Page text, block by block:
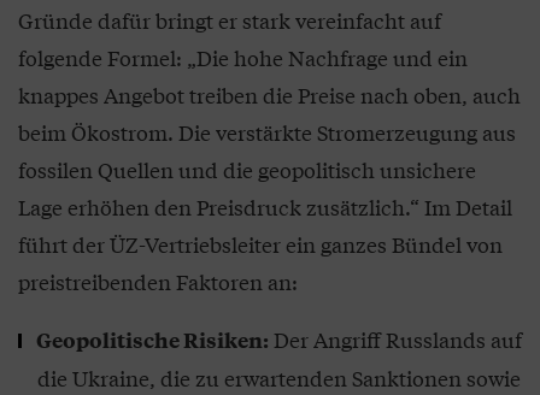
Gründe dafür bringt er stark vereinfacht auf
folgende Formel: „Die hohe Nachfrage und ein
knappes Angebot treiben die Preise nach oben, auch
beim Ökostrom. Die verstärkte Stromerzeugung aus
fossilen Quellen und die geopolitisch unsichere
Lage erhöhen den Preisdruck zusätzlich.“ Im Detail
führt der ÜZ-Vertriebsleiter ein ganzes Bündel von
preistreibenden Faktoren an:
Geopolitische Risiken: Der Angriff Russlands auf
die Ukraine, die zu erwartenden Sanktionen sowie